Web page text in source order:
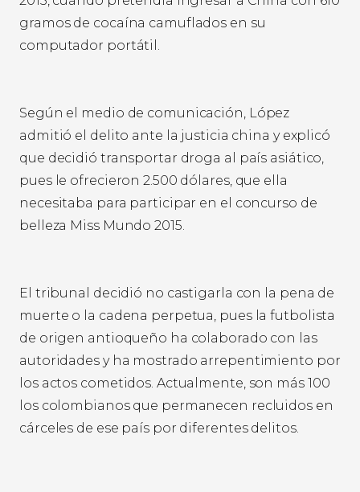
gramos de cocaína camuflados en su
computador portátil.
Según el medio de comunicación, López
admitió el delito ante la justicia china y explicó
que decidió transportar droga al país asiático,
pues le ofrecieron 2.500 dólares, que ella
necesitaba para participar en el concurso de
belleza Miss Mundo 2015.
El tribunal decidió no castigarla con la pena de
muerte o la cadena perpetua, pues la futbolista
de origen antioqueño ha colaborado con las
autoridades y ha mostrado arrepentimiento por
los actos cometidos. Actualmente, son más 100
los colombianos que permanecen recluidos en
cárceles de ese país por diferentes delitos.